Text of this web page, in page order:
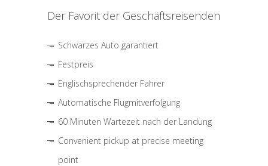
Der Favorit der Geschäftsreisenden
Schwarzes Auto garantiert
Festpreis
Englischsprechender Fahrer
Automatische Flugmitverfolgung
60 Minuten Wartezeit nach der Landung
Convenient pickup at precise meeting
point